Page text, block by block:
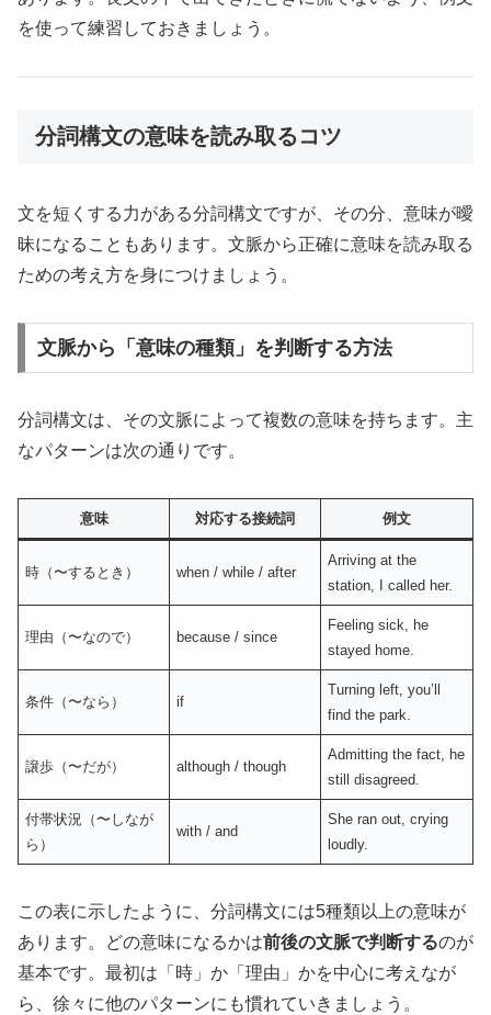
を使って練習しておきましょう。
分詞構文の意味を読み取るコツ
文を短くする力がある分詞構文ですが、その分、意味が曖
昧になることもあります。文脈から正確に意味を読み取る
ための考え方を身につけましょう。
文脈から「意味の種類」を判断する方法
分詞構文は、その文脈によって複数の意味を持ちます。主
なパターンは次の通りです。
意味 対応する接続詞 例文
時（〜するとき） when / while / after
Arriving at the
station, I called her.
理由（〜なので） because / since
Feeling sick, he
stayed home.
条件（〜なら） if
Turning left, you’ll
find the park.
譲歩（〜だが） although / though
Admitting the fact, he
still disagreed.
付帯状況（〜しなが
ら）
with / and
She ran out, crying
loudly.
この表に示したように、分詞構文には5種類以上の意味が
あります。どの意味になるかは前後の文脈で判断するのが
基本です。最初は「時」か「理由」かを中心に考えなが
ら、徐々に他のパターンにも慣れていきましょう。